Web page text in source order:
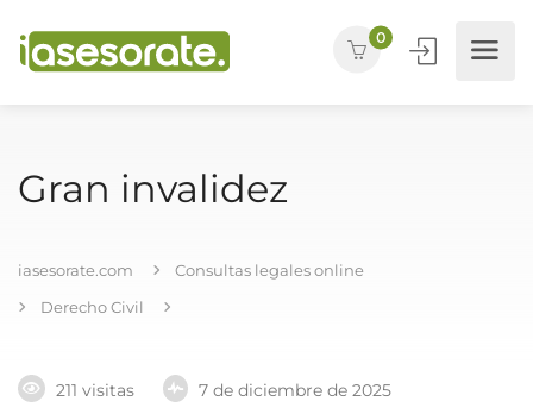
0
Gran invalidez
iasesorate.com
Consultas legales online
Derecho Civil
211 visitas
7 de diciembre de 2025